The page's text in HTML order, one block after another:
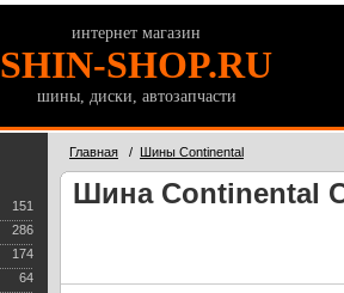
интернет магазин
SHIN-SHOP.RU
шины, диски, автозапчасти
151
286
174
64
Главная / Шины Continental
Шина Continental